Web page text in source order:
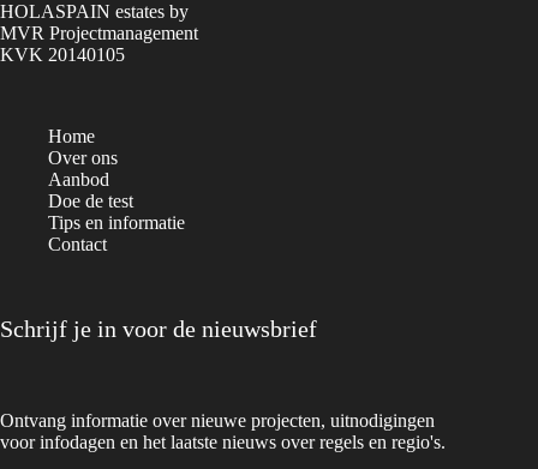
HOLASPAIN estates by
MVR Projectmanagement
KVK 20140105
Home
Over ons
Aanbod
Doe de test
Tips en informatie
Contact
Schrijf je in voor de nieuwsbrief
Ontvang informatie over nieuwe projecten, uitnodigingen
voor infodagen en het laatste nieuws over regels en regio's.